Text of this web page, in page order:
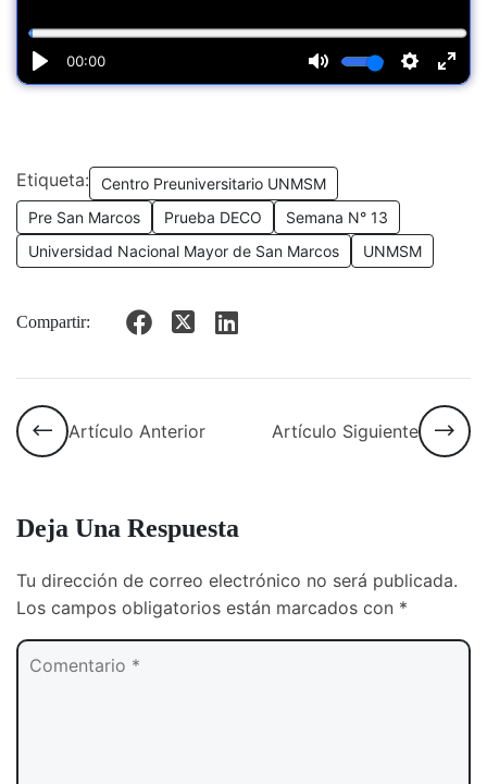
Etiqueta:
Centro Preuniversitario UNMSM
Pre San Marcos
Prueba DECO
Semana N° 13
Universidad Nacional Mayor de San Marcos
UNMSM
Compartir:
Artículo Anterior Artículo Siguiente
Deja Una Respuesta
Tu dirección de correo electrónico no será publicada.
Los campos obligatorios están marcados con *